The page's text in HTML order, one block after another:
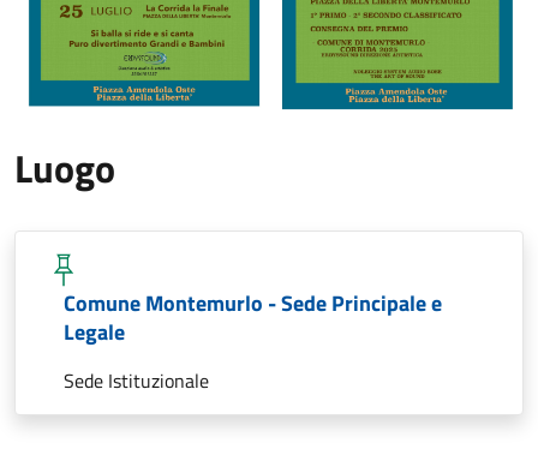
Luogo
Comune Montemurlo - Sede Principale e
Legale
Sede Istituzionale